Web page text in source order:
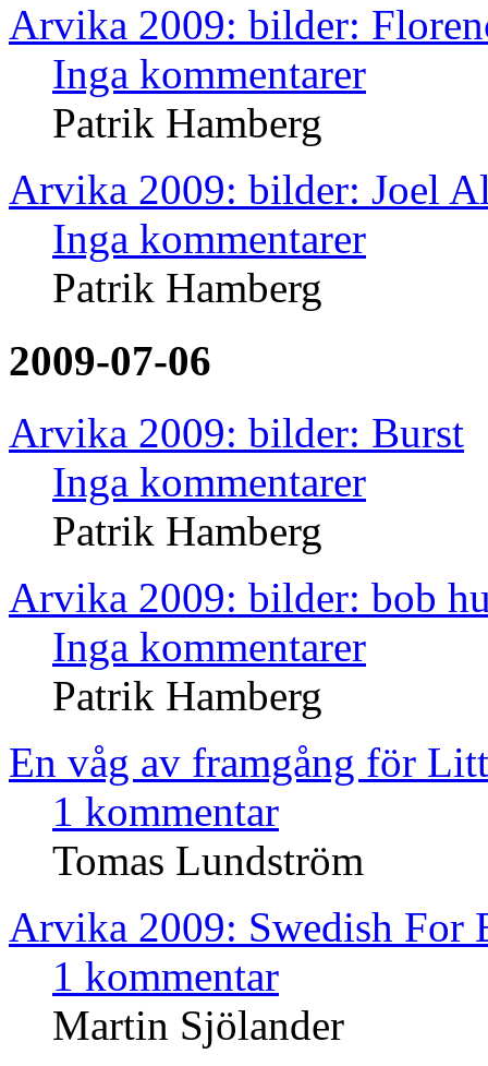
Arvika 2009: bilder:
Inga kommentarer
Patrik Hamberg
Arvika 2009: bilder: Joel
Inga kommentarer
Patrik Hamberg
2009-07-06
Arvika 2009: bilder: Burst
Inga kommentarer
Patrik Hamberg
Arvika 2009: bilder: bob
Inga kommentarer
Patrik Hamberg
En våg av framgång för
1 kommentar
Tomas Lundström
Arvika 2009: Swedish For
1 kommentar
Martin Sjölander